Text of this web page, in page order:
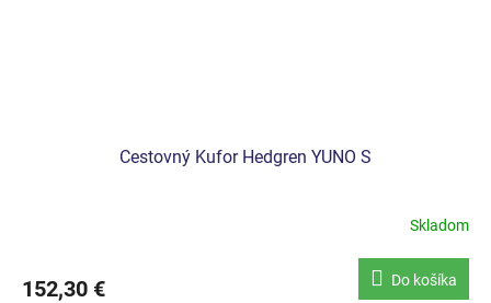
Cestovný Kufor Hedgren YUNO S
Skladom
152,30 € Do košíka